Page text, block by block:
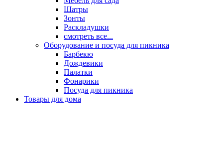
Шатры
Зонты
Раскладушки
смотреть все...
Оборудование и посуда для пикника
Барбекю
Дождевики
Палатки
Фонарики
Посуда для пикника
Товары для дома